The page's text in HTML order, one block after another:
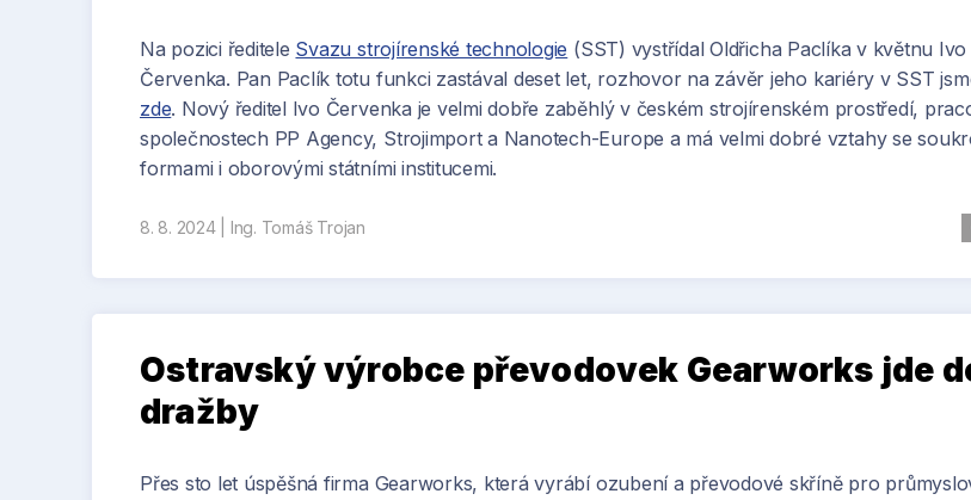
Na pozici ředitele Svazu strojírenské technologie (SST) vystřídal Oldřicha Paclíka v květnu Ivo
Červenka. Pan Paclík totu funkci zastával deset let, rozhovor na závěr jeho kariéry v SST
zde. Nový ředitel Ivo Červenka je velmi dobře zaběhlý v českém strojírenském prostředí,
společnostech PP Agency, Strojimport a Nanotech-Europe a má velmi dobré vztahy se
formami i oborovými státními institucemi.
8. 8. 2024| Ing. Tomáš Trojan
Ostravský výrobce převodovek Gearworks jde
dražby
Přes sto let úspěšná firma Gearworks, která vyrábí ozubení a převodové skříně pro